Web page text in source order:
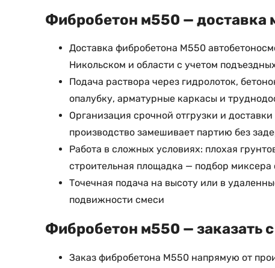
Фибробетон м550 — доставка
Доставка фибробетона М550
Никольском и области с учетом
Подача раствора через гидролоток,
опалубку, арматурные каркасы и
Организация срочной отгрузки и
производство замешивает партию без
Работа в сложных условиях: плохая
строительная площадка — подбор
Точечная подача на высоту или в
подвижности смеси
Фибробетон м550 — заказать
Заказ фибробетона М550 напрямую от